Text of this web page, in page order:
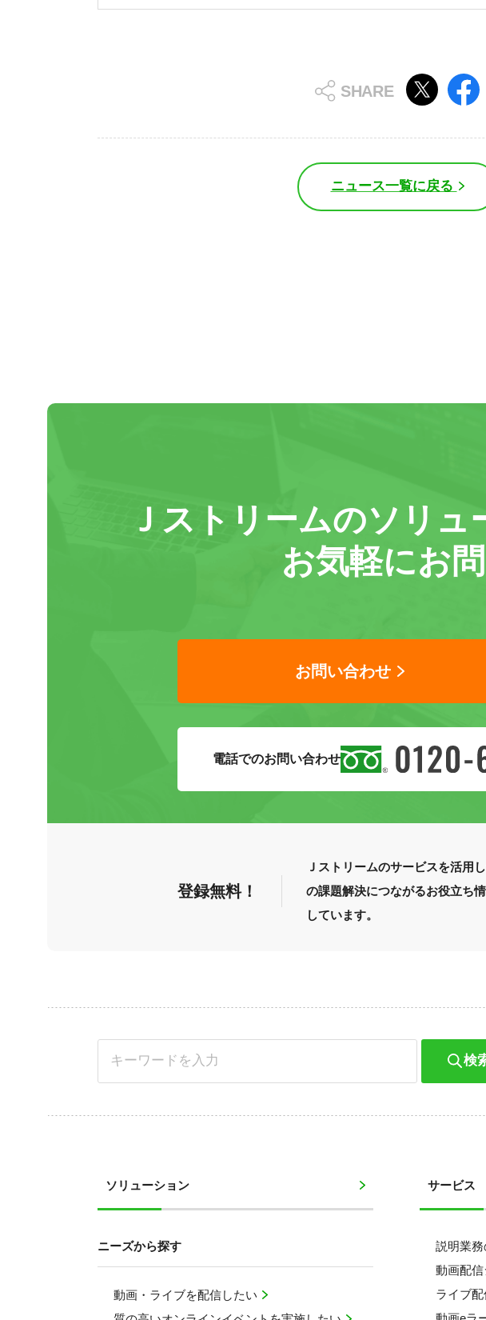
ニュース一覧に戻る
Ｊストリームのソリュ
お気軽にお
お問い合わせ
電話でのお問い合わせ
登録無料！
Ｊストリームのサービスを活用
の課題解決につながるお役立ち
しています。
検
ソリューション
ニーズから探す
動画・ライブを配信したい
サービス
説明業
動画配信
ライブ配